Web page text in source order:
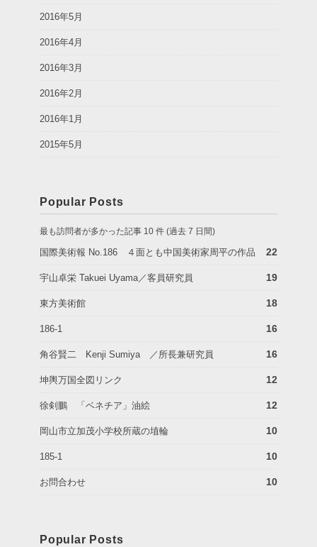
2016年5月
2016年4月
2016年3月
2016年2月
2016年1月
2015年5月
Popular Posts
最も訪問者が多かった記事 10 件 (過去 7 日間)
国際美術報 No.186 ４面とも中国美術家周平の作品 22
宇山卓栄 Takuei Uyama／客員研究員 19
東方美術館 18
186-1 16
角谷賢二 Kenji Sumiya ／所長兼研究員 16
坤輿万国全図リンク 12
徐剣鵬 「ベネチア」油絵 12
岡山市立加茂小学校所蔵の埴輪 10
185-1 10
お問合わせ 10
Popular Posts